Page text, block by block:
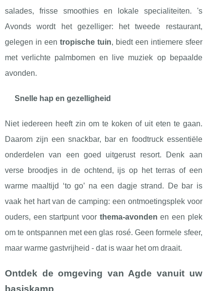
salades, frisse smoothies en lokale specialiteiten. 's
Avonds wordt het gezelliger: het tweede restaurant,
gelegen in een tropische tuin, biedt een intiemere sfeer
met verlichte palmbomen en live muziek op bepaalde
avonden.
Snelle hap en gezelligheid
Niet iedereen heeft zin om te koken of uit eten te gaan.
Daarom zijn een snackbar, bar en foodtruck essentiële
onderdelen van een goed uitgerust resort. Denk aan
verse broodjes in de ochtend, ijs op het terras of een
warme maaltijd ‘to go’ na een dagje strand. De bar is
vaak het hart van de camping: een ontmoetingsplek voor
ouders, een startpunt voor thema-avonden en een plek
om te ontspannen met een glas rosé. Geen formele sfeer,
maar warme gastvrijheid - dat is waar het om draait.
Ontdek de omgeving van Agde vanuit uw
basiskamp